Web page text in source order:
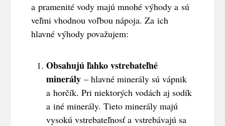
a pramenité vody majú mnohé výhody a sú
veľmi vhodnou voľbou nápoja. Za ich
hlavné výhody považujem:
Obsahujú ľahko vstrebateľné
minerály – hlavné minerály sú vápnik
a horčík. Pri niektorých vodách aj sodík
a iné minerály. Tieto minerály majú
vysokú vstrebateľnosť a vstrebávajú sa